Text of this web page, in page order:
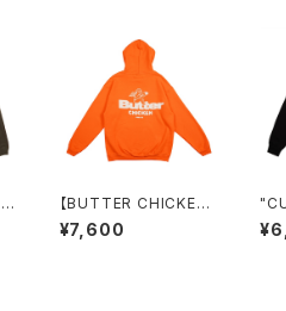
【BUTTER CHICKEN】
裏起毛パーカー（ORAN
GE）
¥7,600